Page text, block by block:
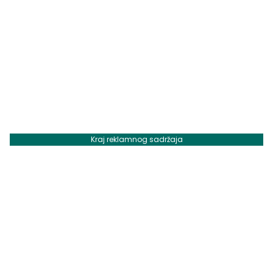
Kraj reklamnog sadržaja